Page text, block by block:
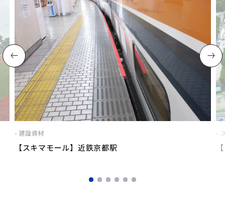
建設資材
【スキマモール】近鉄京都駅